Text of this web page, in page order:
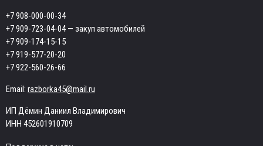
+7 908-000-00-34
+7 909-723-04-04— закуп автомобилей
+7 909-174-15-15
+7 919-577-20-20
+7 922-560-26-66
Email: razborka45@mail.ru
ИП Дёмин Даниил Владимирович
ИНН 452601910709